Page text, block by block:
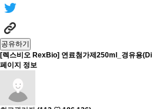
공유하기
[렉스비오 RexBio] 연료첨가제250ml_경유용
페이지 정보